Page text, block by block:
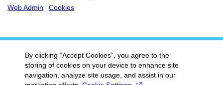
Web Admin
Cookies
By clicking “Accept Cookies”, you agree to the
storing of cookies on your device to enhance site
navigation, analyze site usage, and assist in our